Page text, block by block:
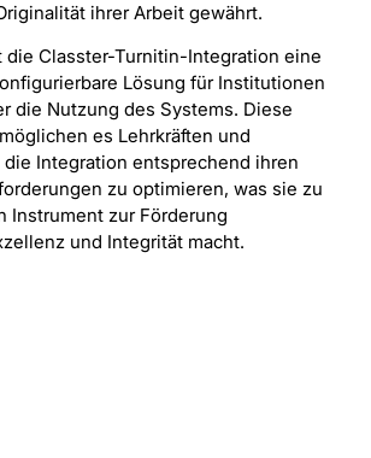
ihrer Arbeit gewährt.
die Classter-Turnitin-Integration eine
Lösung für Institutionen
die Nutzung des Systems. Diese
es Lehrkräften und
Integration entsprechend ihren
zu optimieren, was sie zu
Instrument zur Förderung
und Integrität macht.